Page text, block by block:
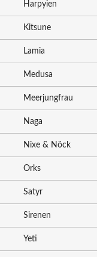
Harpyien
Kitsune
Lamia
Medusa
Meerjungfrau
Naga
Nixe & Nöck
Orks
Satyr
Sirenen
Yeti